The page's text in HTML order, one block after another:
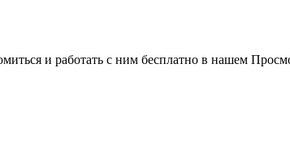
и работать с ним бесплатно в нашем